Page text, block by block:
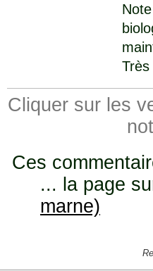
Cliquer sur les
Ces
... la page
marne)